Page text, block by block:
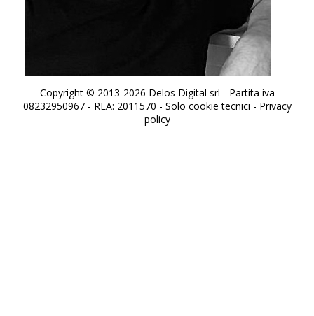
Copyright © 2013-2026 Delos Digital srl - Partita iva
08232950967 - REA: 2011570 - Solo cookie tecnici - Privacy
policy